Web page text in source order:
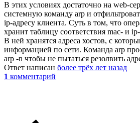
В этих условиях достаточно на web-
системную команду arp и
ip-адресу клиента. Суть в том, что
хранит таблицу соответствия mac- и
В ней хранятся адреса хостов, с
информацией по сети. Команда arp
arp -n чтобы не пытаться резолвить
Ответ написан более трёх лет назад
1 комментарий